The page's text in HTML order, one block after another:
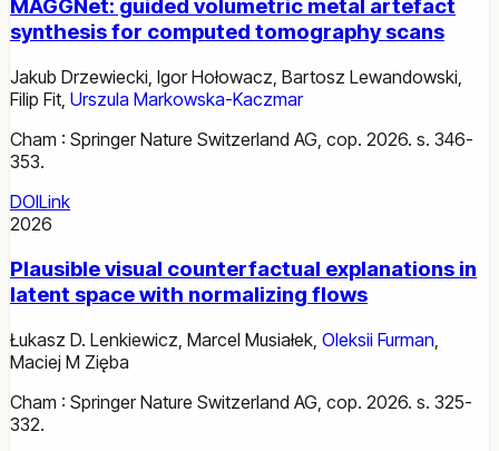
MAGGNet: guided volumetric metal artefact
synthesis for computed tomography scans
Jakub Drzewiecki, Igor Hołowacz, Bartosz Lewandowski,
Filip Fit, Urszula Markowska-Kaczmar
Cham : Springer Nature Switzerland AG, cop. 2026. s. 346-
353.
DOILink
2026
Plausible visual counterfactual explanations in
latent space with normalizing flows
Łukasz D. Lenkiewicz Marcel Musiałek Oleksii Furman
Maciej M Zięba
Cham : Springer Nature Switzerland AG, cop. 2026. s. 325-
332.